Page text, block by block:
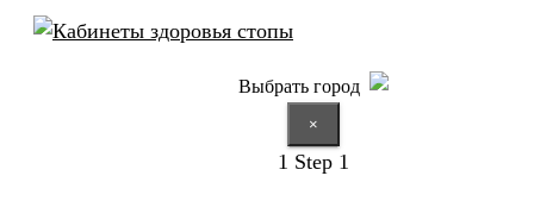
Выбрать город
×
1 Step 1